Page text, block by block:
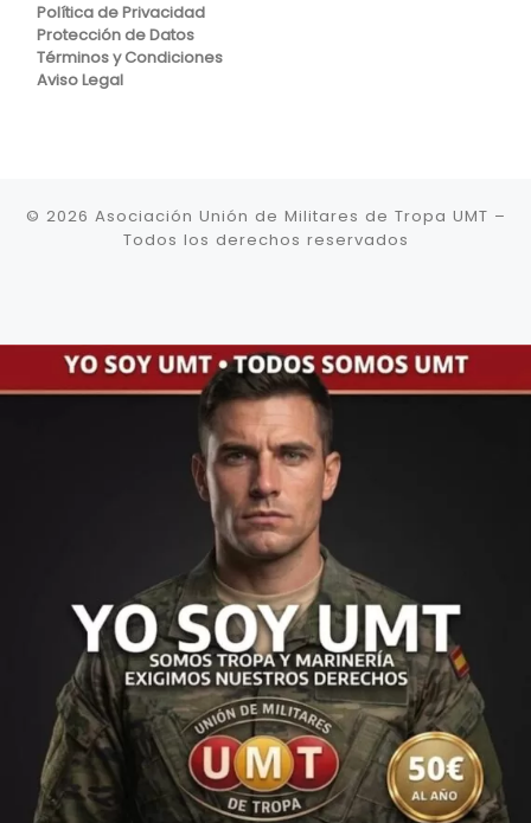
Política de Privacidad
Protección de Datos
Términos y Condiciones
Aviso Legal
© 2026 Asociación Unión de Militares de Tropa UMT –
Todos los derechos reservados